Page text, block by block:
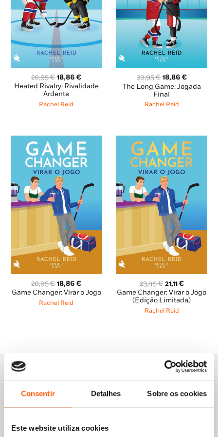
Consentir Detalhes Sobre os cookies
Este website utiliza cookies
20,95€ O
preço
original
era:
18,86€O
preço
Heated Rivalry: Rivalidade
Ardente
Rachel Reid
20,95€ O
preço
original
era:
18,86 €O
preço
The Long Game: Jogada
Final
Rachel Reid
20,95€ O
preço
original
18,86€O
preço
Game Changer: Virar o Jogo
Rachel Reid
23,45€ O
preço
original
era:
21,11€O
preço
atual
Game Changer: Virar o Jogo
(Edição Limitada)
Rachel Reid
Outras sugestões